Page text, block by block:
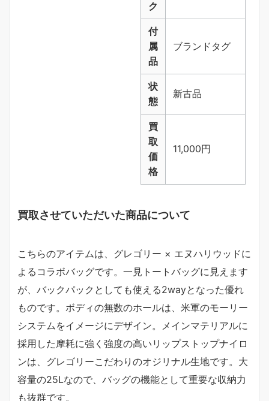
ク
付
属
品
ブランドタグ
状
態
新古品
買
取
価
格
11,000円
買取させていただいた商品について
こちらのアイテムは、グレゴリー × エヌハリウッドに
よるコラボバッグです。一見トートバッグに見えます
が、バックパックとしても使える2wayとなった優れ
ものです。ボディの無数のホールは、米軍のモーリー
システムをイメージにデザイン。メインマテリアルに
採用した摩耗に強く強度の高いリップストップナイロ
ンは、グレゴリーこだわりのオジリナル生地です。大
容量の25Lなので、バッグの機能として重要な収納力
も抜群です。